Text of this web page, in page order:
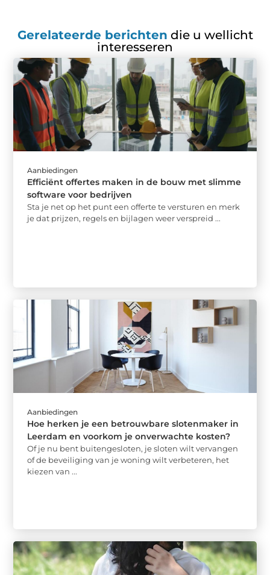
Gerelateerde berichten die u wellicht
interesseren
Aanbiedingen
Efficiënt offertes maken in de bouw met slimme
software voor bedrijven
Sta je net op het punt een offerte te versturen en merk
je dat prijzen, regels en bijlagen weer verspreid ...
Aanbiedingen
Hoe herken je een betrouwbare slotenmaker in
Leerdam en voorkom je onverwachte kosten?
Of je nu bent buitengesloten, je sloten wilt vervangen
of de beveiliging van je woning wilt verbeteren, het
kiezen van ...